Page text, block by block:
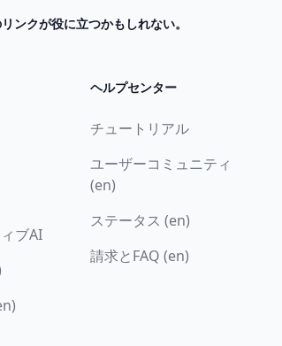
ンクが役に立つかもしれない。
ブAI
ヘルプセンター
チュートリアル
ユーザーコミュニティ
(en)
ステータス (en)
請求とFAQ (en)